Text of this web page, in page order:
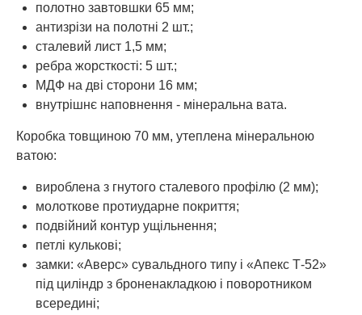
полотно завтовшки 65 мм;
антизрізи на полотні 2 шт.;
сталевий лист 1,5 мм;
ребра жорсткості: 5 шт.;
МДФ на дві сторони 16 мм;
внутрішнє наповнення - мінеральна вата.
Коробка товщиною 70 мм, утеплена мінеральною
ватою:
вироблена з гнутого сталевого профілю (2 мм);
молоткове протиударне покриття;
подвійний контур ущільнення;
петлі кулькові;
замки: «Аверс» сувальдного типу і «Апекс Т-52»
під циліндр з броненакладкою і поворотником
всередині;